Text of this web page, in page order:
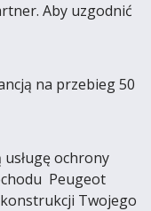
Aby uzgodnić
na przebieg 50
ochrony
Peugeot
Twojego